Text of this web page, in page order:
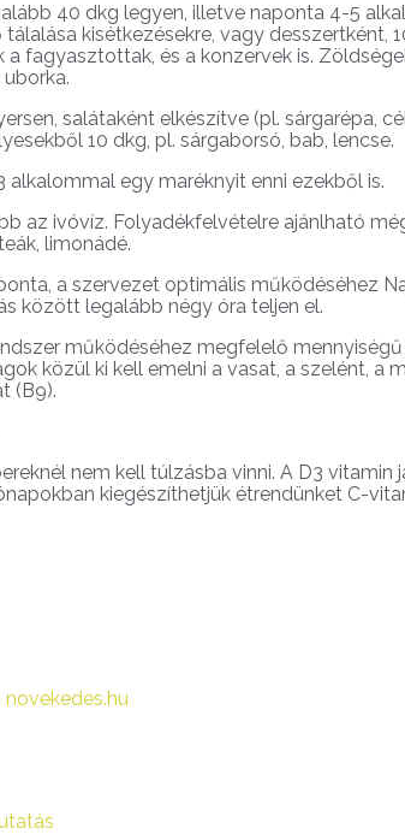
40 dkg legyen, illetve naponta 4-5
kisétkezésekre, vagy desszertként,
a fagyasztottak, és a konzervek is.
salátaként elkészítve (pl. sárgarépa,
10 dkg, pl. sárgaborsó, bab, lencse.
alkalommal egy maréknyit enni ezekből is.
az ivóvíz. Folyadékfelvételre ajánlható
limonádé.
a szervezet optimális működéséhez
között legalább négy óra teljen el.
működéséhez megfelelő
közül ki kell emelni a vasat, a szelént, a
(B9).
nem kell túlzásba vinni. A D3
kiegészíthetjük étrendünket C-